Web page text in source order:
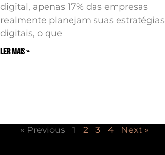
digital, apenas 17% das empresas
realmente planejam suas estratégias
digitais, o que
ler mais »
« Previous 1 2 3 4 Next »